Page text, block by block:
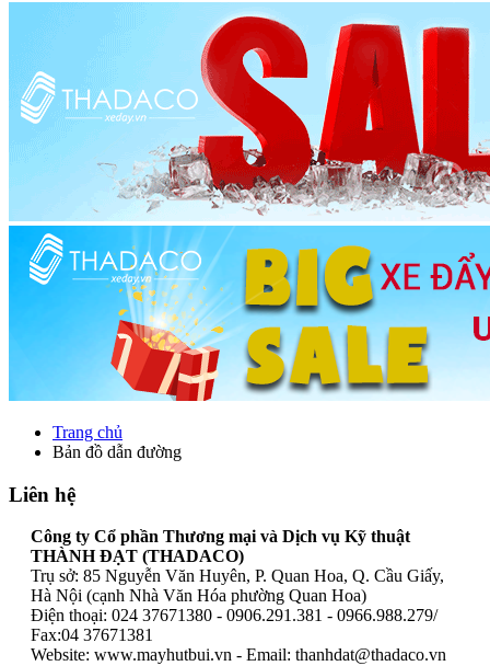
Trang chủ
Bản đồ dẫn đường
Liên hệ
Công ty Cổ phần Thương mại và Dịch vụ Kỹ thuật
THÀNH ĐẠT (THADACO)
Trụ sở: 85 Nguyễn Văn Huyên, P. Quan Hoa, Q. Cầu Giấy,
Hà Nội (cạnh Nhà Văn Hóa phường Quan Hoa)
Điện thoại: 024 37671380 - 0906.291.381 - 0966.988.279/
Fax:04 37671381
Website: www.mayhutbui.vn - Email: thanhdat@thadaco.vn